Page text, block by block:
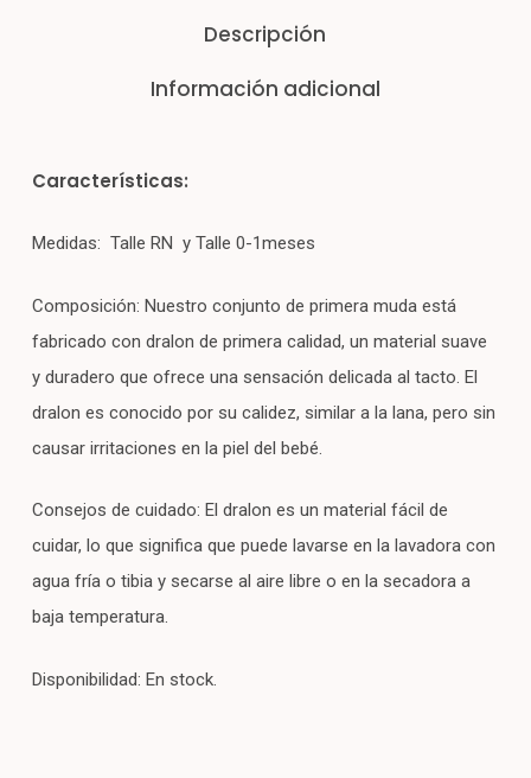
Descripción
Información adicional
Características:
Medidas: Talle RN y Talle 0-1meses
Composición: Nuestro conjunto de primera muda está
fabricado con dralon de primera calidad, un material suave
y duradero que ofrece una sensación delicada al tacto. El
dralon es conocido por su calidez, similar a la lana, pero sin
causar irritaciones en la piel del bebé.
Consejos de cuidado: El dralon es un material fácil de
cuidar, lo que significa que puede lavarse en la lavadora con
agua fría o tibia y secarse al aire libre o en la secadora a
baja temperatura.
Disponibilidad: En stock.